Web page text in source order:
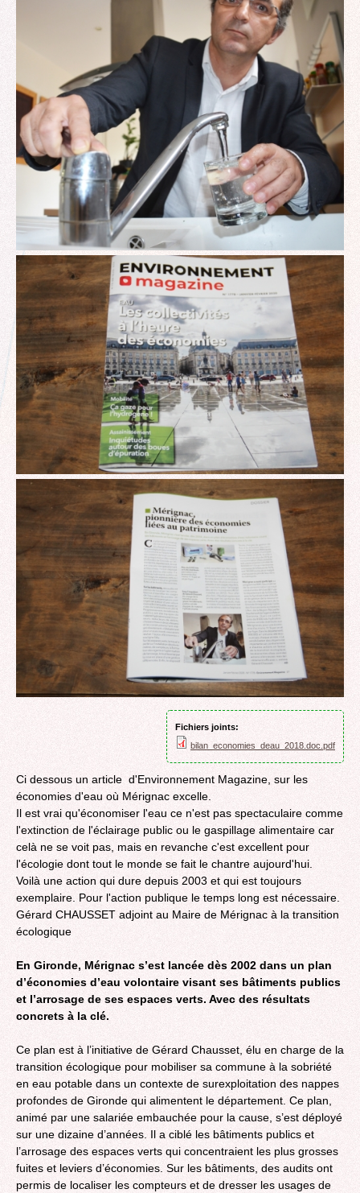
Fichiers joints:
bilan_economies_deau_2018.doc.pdf
Ci dessous un article d'Environnement Magazine, sur les
économies d'eau où Mérignac excelle.
Il est vrai qu'économiser l'eau ce n'est pas spectaculaire comme
l'extinction de l'éclairage public ou le gaspillage alimentaire car
celà ne se voit pas, mais en revanche c'est excellent pour
l'écologie dont tout le monde se fait le chantre aujourd'hui.
Voilà une action qui dure depuis 2003 et qui est toujours
exemplaire. Pour l'action publique le temps long est nécessaire.
Gérard CHAUSSET adjoint au Maire de Mérignac à la transition
écologique
En Gironde, Mérignac s’est lancée dès 2002 dans un plan
d’économies d’eau volontaire visant ses bâtiments publics
et l’arrosage de ses espaces verts. Avec des résultats
concrets à la clé.
Ce plan est à l’initiative de Gérard Chausset, élu en charge de la
transition écologique pour mobiliser sa commune à la sobriété
en eau potable dans un contexte de surexploitation des nappes
profondes de Gironde qui alimentent le département. Ce plan,
animé par une salariée embauchée pour la cause, s’est déployé
sur une dizaine d’années. Il a ciblé les bâtiments publics et
l’arrosage des espaces verts qui concentraient les plus grosses
fuites et leviers d’économies. Sur les bâtiments, des audits ont
permis de localiser les compteurs et de dresser les usages de